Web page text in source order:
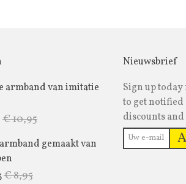
armband van imitatie
€ 10,95
gemaakt van
€ 8,95
Nieuwsbrief
Sign up
to get notified
discounts